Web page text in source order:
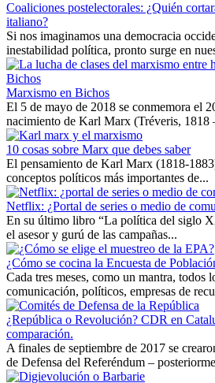
Coaliciones postelectorales: ¿Quién
italiano?
Si nos imaginamos una democracia
inestabilidad política, pronto surge en
Marxismo en Bichos
El 5 de mayo de 2018 se conmemora el
nacimiento de Karl Marx (Tréveris, 1818
10 cosas sobre Marx que debes saber
El pensamiento de Karl Marx (1818-
conceptos políticos más importantes de...
Netflix: ¿Portal de series o medio de
En su último libro “La política del siglo
el asesor y gurú de las campañas...
¿Cómo se cocina la Encuesta de
Cada tres meses, como un mantra, todos
comunicación, políticos, empresas de
¿República o Revolución? CDR en
comparación.
A finales de septiembre de 2017 se
de Defensa del Referéndum –